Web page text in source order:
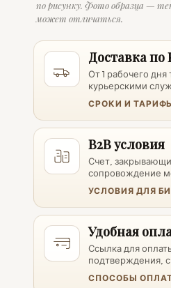
по рисунку. Фото образца —
может отличаться.
Доставка
От 1 рабочего
курьерскими
СРОКИ И
B2B условия
Счет,
сопровождение
УСЛОВИЯ ДЛЯ
Удобная
Ссылка для
подтверждения,
СПОСОБЫ